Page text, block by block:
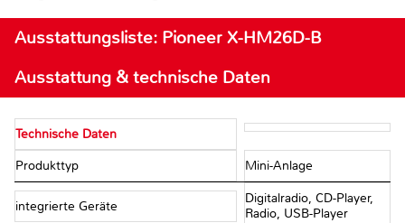
Ausstattungsliste: Pioneer X-HM26D-B
Ausstattung & technische Daten
Technische Daten
Produkttyp Mini-Anlage
integrierte Geräte
Digitalradio, CD-Player,
Radio, USB-Player